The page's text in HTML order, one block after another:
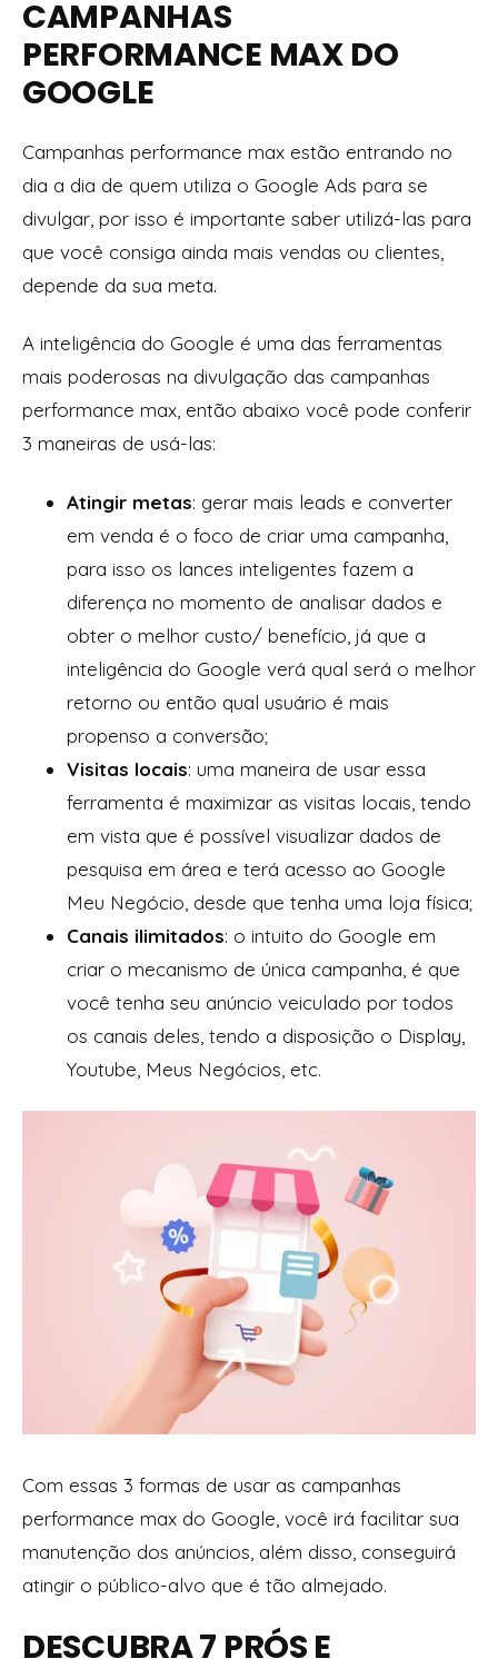
CAMPANHAS
PERFORMANCE MAX DO
GOOGLE
Campanhas performance max estão entrando no
dia a dia de quem utiliza o Google Ads para se
divulgar, por isso é importante saber utilizá-las para
que você consiga ainda mais vendas ou clientes,
depende da sua meta.
A inteligência do Google é uma das ferramentas
mais poderosas na divulgação das campanhas
performance max, então abaixo você pode conferir
3 maneiras de usá-las:
Atingir metas: gerar mais leads e converter
em venda é o foco de criar uma campanha,
para isso os lances inteligentes fazem a
diferença no momento de analisar dados e
obter o melhor custo/ benefício, já que a
inteligência do Google verá qual será o melhor
retorno ou então qual usuário é mais
propenso a conversão;
Visitas locais: uma maneira de usar essa
ferramenta é maximizar as visitas locais, tendo
em vista que é possível visualizar dados de
pesquisa em área e terá acesso ao Google
Meu Negócio, desde que tenha uma loja física;
Canais ilimitados: o intuito do Google em
criar o mecanismo de única campanha, é que
você tenha seu anúncio veiculado por todos
os canais deles, tendo a disposição o Display,
Youtube, Meus Negócios, etc.
Com essas 3 formas de usar as campanhas
performance max do Google, você irá facilitar sua
manutenção dos anúncios, além disso, conseguirá
atingir o público-alvo que é tão almejado.
DESCUBRA 7 PRÓS E